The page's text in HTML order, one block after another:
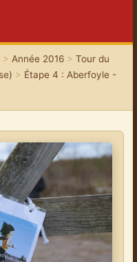
> Année 2016> Tour du
> Étape 4 : Aberfoyle -